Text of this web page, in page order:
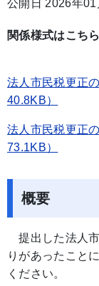
公開日 2026年01
関係様式はこち
法人市民税更正
40.8KB）
法人市民税更正
73.1KB）
概要
提出した法人
りがあったこと
ください。